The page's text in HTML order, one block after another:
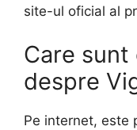
site-ul oficial al
Care
despre
Pe internet, este